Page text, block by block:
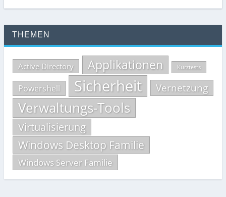
THEMEN
Active Directory Applikationen Kurztests
Powershell Sicherheit Vernetzung
Verwaltungs-Tools
Virtualisierung
Windows Desktop Familie
Windows Server Familie